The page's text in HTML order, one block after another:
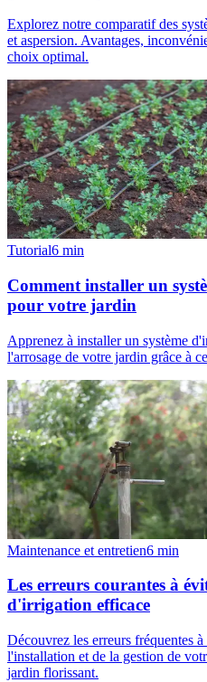
Explorez notre comparatif des
et aspersion. Avantages,
choix optimal.
Tutorial6 min
Comment installer un
pour votre jardin
Apprenez à installer un système
l'arrosage de votre jardin grâce à
Maintenance et entretien6 min
Les erreurs courantes à
d'irrigation efficace
Découvrez les erreurs fréquentes
l'installation et de la gestion de
jardin florissant.